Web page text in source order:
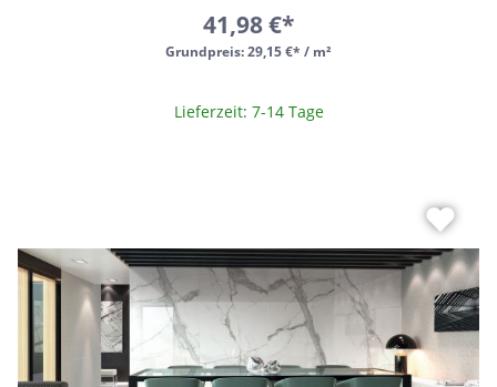
Grundpreis:29,15 €* / m²
41,98 €*
Lieferzeit: 7-14 Tage